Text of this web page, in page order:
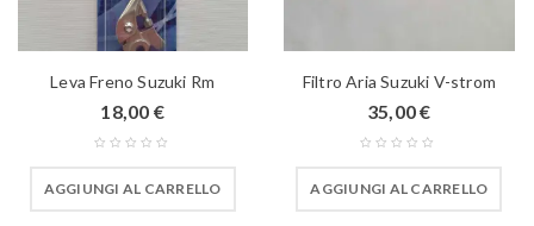
Leva Freno Suzuki Rm
18,00 €
AGGIUNGI AL CARRELLO
Filtro Aria Suzuki V-strom
35,00€
AGGIUNGI AL CARRELLO